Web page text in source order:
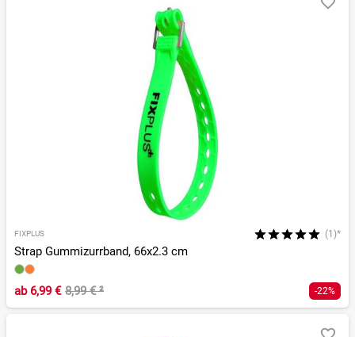
FIXPLUS (1)*
Strap Gummizurrband, 66x2.3 cm
ab6,99 € 8,99 €² -22%